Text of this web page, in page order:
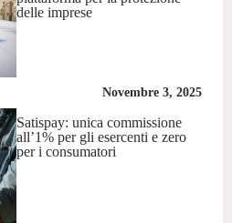
delle imprese
Novembre 3, 2025
Satispay: unica commissione
all’1% per gli esercenti e zero
per i consumatori